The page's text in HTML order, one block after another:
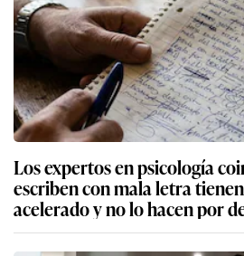
Los expertos en psicología
escriben con mala letra
acelerado y no lo hacen por